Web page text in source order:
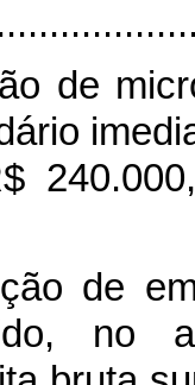
de
de
no